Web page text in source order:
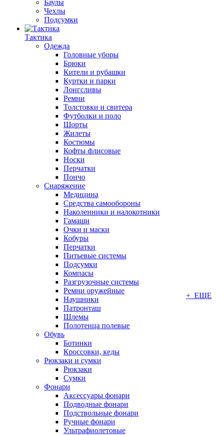
Баулы
Чехлы
Подсумки
Тактика
Одежда
Головные уборы
Брюки
Кители и рубашки
Куртки и парки
Лонгсливы
Ремни
Толстовки и свитера
Футболки и поло
Шорты
Жилеты
Костюмы
Кофты флисовые
Носки
Перчатки
Пончо
Снаряжение
Медицина
Средства самообороны
Наколенники и налокотники
Гамаши
Очки и маски
Кобуры
Перчатки
Питьевые системы
Подсумки
Компасы
Разгрузочные системы
Ремни оружейные
Наушники
Патронташ
Шлемы
Полотенца полевые
Обувь
Ботинки
Кроссовки, кеды
Рюкзаки и сумки
Рюкзаки
Сумки
Фонари
Аксессуары фонари
Подводные фонари
Подствольные фонари
Ручные фонари
Ультрафиолетовые
+ ЕЩЕ